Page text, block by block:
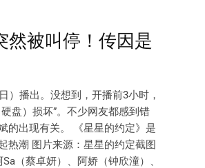
然被叫停！传因是
）播出。没想到，开播前3小时，
盘）损坏”。不少网友都感到错
的出现有关。 《星星的约定》是
热潮 图片来源：星星的约定截图
（蔡卓妍）、阿娇（钟欣潼）、